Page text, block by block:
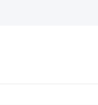
menu